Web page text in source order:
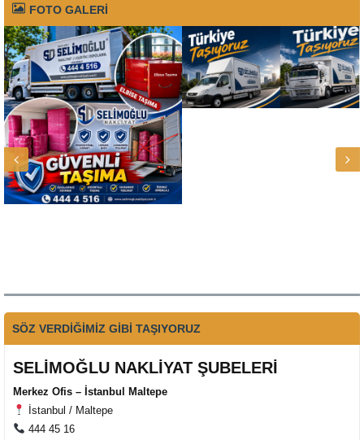
FOTO GALERİ
SÖZ VERDİĞİMİZ GİBİ TAŞIYORUZ
SELİMOĞLU NAKLİYAT ŞUBELERİ
Merkez Ofis – İstanbul Maltepe
İstanbul / Maltepe
444 45 16